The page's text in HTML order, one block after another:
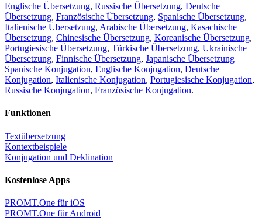
Englische Übersetzung, Russische Übersetzung, Deutsche
Übersetzung, Französische Übersetzung, Spanische Übersetzung,
Italienische Übersetzung, Arabische Übersetzung, Kasachische
Übersetzung, Chinesische Übersetzung, Koreanische Übersetzung,
Portugiesische Übersetzung, Türkische Übersetzung, Ukrainische
Übersetzung, Finnische Übersetzung, Japanische Übersetzung
Spanische Konjugation, Englische Konjugation, Deutsche
Konjugation, Italienische Konjugation, Portugiesische Konjugation,
Russische Konjugation, Französische Konjugation.
Funktionen
Textübersetzung
Kontextbeispiele
Konjugation und Deklination
Kostenlose Apps
PROMT.One für iOS
PROMT.One für Android